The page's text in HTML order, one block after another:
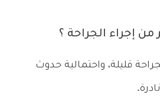
إجراء الجراحة ؟
قليلة، واحتمالية حدوث